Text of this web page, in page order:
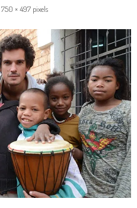
750 × 497pixels